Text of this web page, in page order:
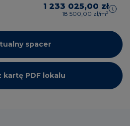
1 233 025,00 zł
18 500,00 zł/m²
spacer
kartę PDF lokalu